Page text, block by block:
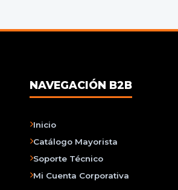
NAVEGACIÓN B2B
Inicio
Catálogo Mayorista
Soporte Técnico
Mi Cuenta Corporativa